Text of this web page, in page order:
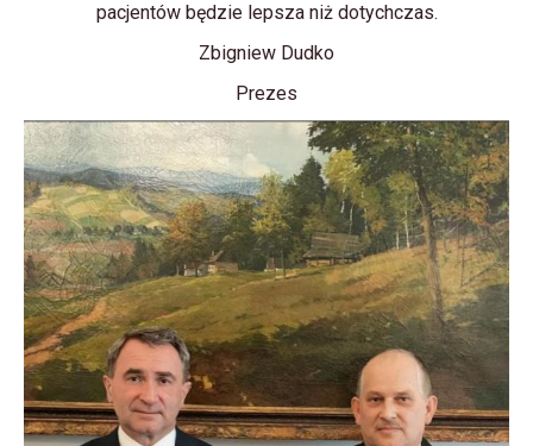
pacjentów będzie lepsza niż dotychczas.
Zbigniew Dudko
Prezes